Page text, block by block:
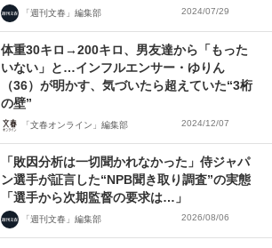
「週刊文春」編集部 2024/07/29
体重30キロ→200キロ、男友達から「もった
いない」と…インフルエンサー・ゆりん
（36）が明かす、気づいたら超えていた“3桁
の壁”
「文春オンライン」編集部 2024/12/07
「敗因分析は一切聞かれなかった」侍ジャパ
ン選手が証言した“NPB聞き取り調査”の実態
「選手から次期監督の要求は…」
「週刊文春」編集部 2026/08/06